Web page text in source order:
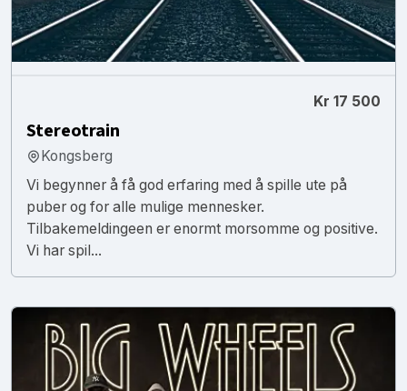
Kr 17 500
Stereotrain
Kongsberg
Vi begynner å få god erfaring med å spille ute på
puber og for alle mulige mennesker.
Tilbakemeldingeen er enormt morsomme og positive.
Vi har spil...